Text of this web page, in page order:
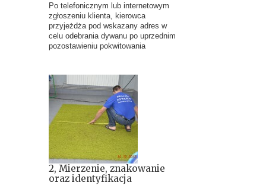
Po telefonicznym lub internetowym
zgłoszeniu klienta, kierowca
przyjeżdża pod wskazany adres w
celu odebrania dywanu po uprzednim
pozostawieniu pokwitowania
2, Mierzenie, znakowanie
oraz identyfikacja